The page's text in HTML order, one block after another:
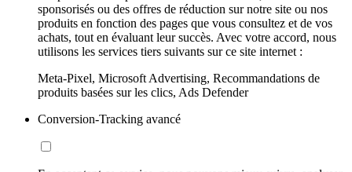
sponsorisés ou des offres de réduction sur notre site ou nos
produits en fonction des pages que vous consultez et de vos
achats, tout en évaluant leur succès. Avec votre accord, nous
utilisons les services tiers suivants sur ce site internet :
Meta-Pixel, Microsoft Advertising, Recommandations de
produits basées sur les clics, Ads Defender
Conversion-Tracking avancé